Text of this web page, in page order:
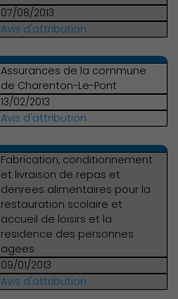
07/08/2013
Avis d'attribution
Assurances de la commune
de Charenton-Le-Pont
13/02/2013
Avis d'attribution
Fabrication, conditionnement
et livraison de repas et
denrees alimentaires pour la
restauration scolaire et
accueil de loisirs et la
residence des personnes
agees
09/01/2013
Avis d'attribution